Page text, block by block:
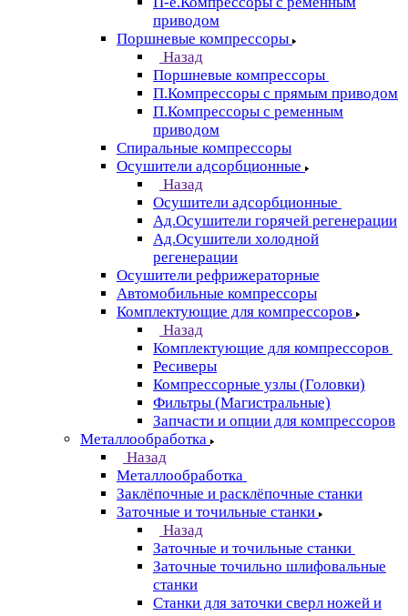
приводом
Поршневые компрессоры
Назад
Поршневые компрессоры
П.Компрессоры с прямым приводом
П.Компрессоры с ременным
приводом
Спиральные компрессоры
Осушители адсорбционные
Назад
Осушители адсорбционные
Ад.Осушители горячей регенерации
Ад.Осушители холодной
регенерации
Осушители рефрижераторные
Автомобильные компрессоры
Комплектующие для компрессоров
Назад
Комплектующие для компрессоров
Ресиверы
Компрессорные узлы (Головки)
Фильтры (Магистральные)
Запчасти и опции для компрессоров
Металлообработка
Назад
Металлообработка
Заклёпочные и расклёпочные станки
Заточные и точильные станки
Назад
Заточные и точильные станки
Заточные точильно шлифовальные
станки
Станки для заточки сверл ножей и